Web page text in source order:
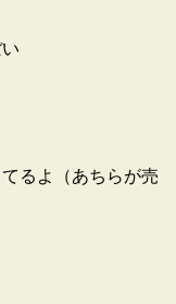
るよ（あちらが売